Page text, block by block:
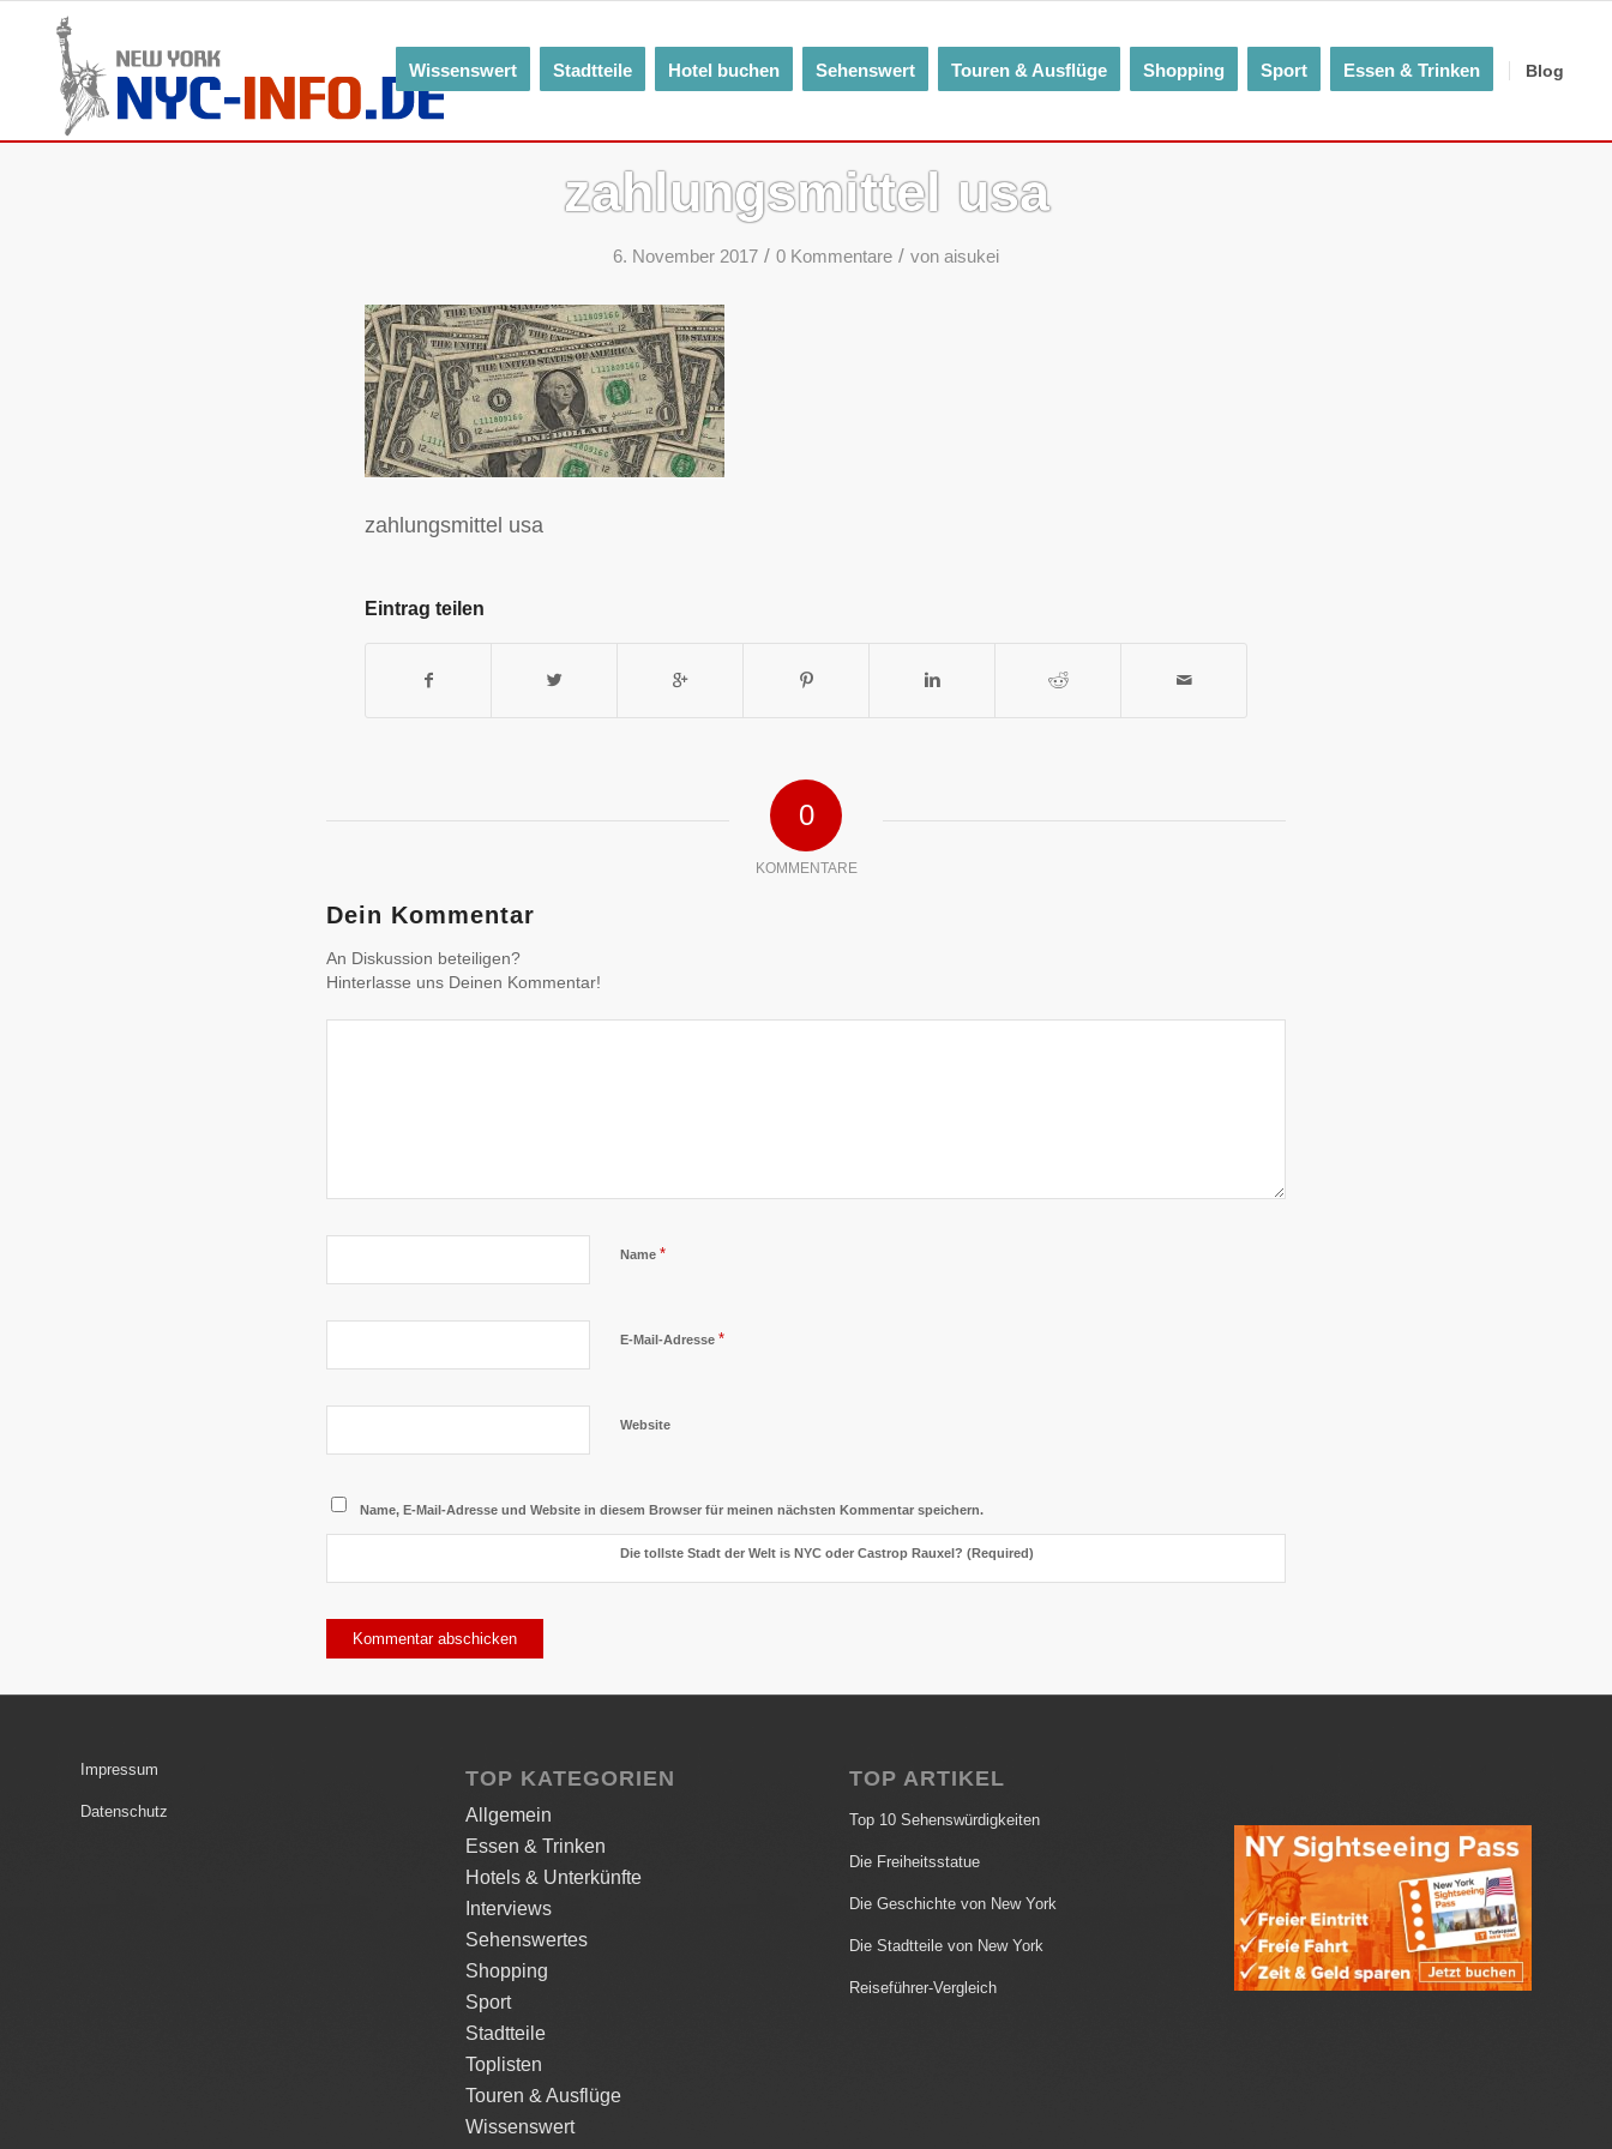
Wissenswert Stadtteile Hotel buchen Sehenswert Touren & Ausflüge Shopping Sport Essen & Trinken Blog
zahlungsmittel usa
6. November 2017 / 0 Kommentare / von aisukei
zahlungsmittel usa
Eintrag teilen
0
KOMMENTARE
Dein Kommentar
An Diskussion beteiligen?
Hinterlasse uns Deinen Kommentar!
Name *
E-Mail-Adresse *
Website
Name, E-Mail-Adresse und Website in diesem Browser für meinen nächsten Kommentar speichern.
Die tollste Stadt der Welt is NYC oder Castrop Rauxel? (Required)
Impressum
Datenschutz
TOP KATEGORIEN
Allgemein
Essen & Trinken
Hotels & Unterkünfte
Interviews
Sehenswertes
Shopping
Sport
Stadtteile
Toplisten
Touren & Ausflüge
Wissenswert
TOP ARTIKEL
Top 10 Sehenswürdigkeiten
Die Freiheitsstatue
Die Geschichte von New York
Die Stadtteile von New York
Reiseführer-Vergleich